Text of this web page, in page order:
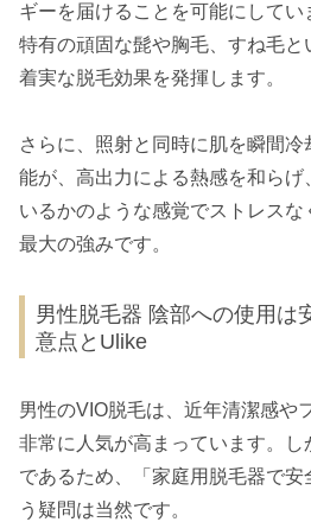
ギーを届けることを可能にして
特有の頑固な髭や胸毛、すね毛と
着実な脱毛効果を発揮します。
さらに、照射と同時に肌を瞬間
能が、高出力による熱感を和らげ
いるかのような感覚でストレス
最大の強みです。
男性脱毛器 陰部への使用は
意点とUlike
男性のVIO脱毛は、近年清潔感や
非常に人気が高まっています。
であるため、「家庭用脱毛器で
う疑問は当然です。